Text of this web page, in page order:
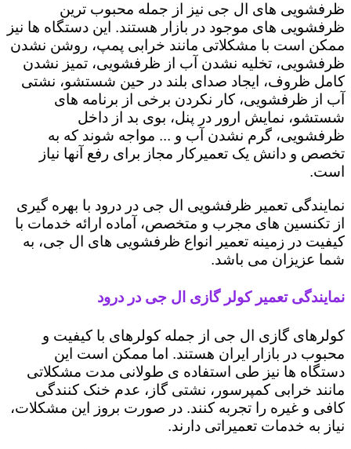
ظرفشویی های ال جی نیز از جمله محبوب ترین
ظرفشویی های موجود در بازار هستند. این دستگاه ها نیز
ممکن است با مشکلاتی مانند خرابی پمپ، روشن نشدن
ظرفشویی، تخلیه نشدن آب از ظرفشویی، تمیز نشدن
کامل ظروف، ایجاد صدای بلند در حین شستشو، نشتی
آب از ظرفشویی، کار نکردن برخی از برنامه های
شستشو، نمایش ارور در پنل، بوی بد از داخل
ظرفشویی، گرم نشدن آب و ... مواجه شوند که به
تخصص و دانش یک تعمیرکار مجاز برای رفع آنها نیاز
است.
نمایندگی تعمیر ظرفشویی ال جی در درود با بهره گیری
از تکنسین های مجرب و متخصص، آماده ارائه خدمات با
کیفیت در زمینه تعمیر انواع ظرفشویی های ال جی، به
شما عزیزان می باشد.
نمایندگی تعمیر کولر گازی ال جی در درود
کولرهای گازی ال جی از جمله کولرهای با کیفیت و
محبوب در بازار ایران هستند. اما ممکن است این
دستگاه ها نیز طی استفاده ی طولانی مدت مشکلاتی
مانند خرابی کمپرسور، نشتی گاز، عدم خنک کنندگی
کافی و غیره را تجربه کنند. در صورت بروز این مشکلات،
نیاز به خدمات تعمیراتی دارند.